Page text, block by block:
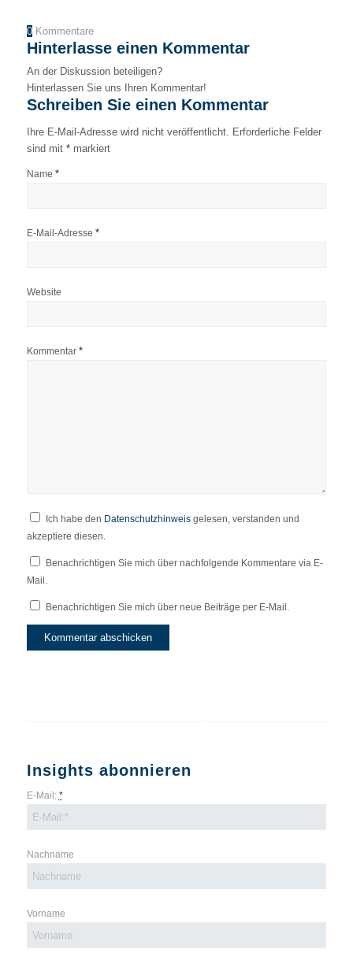
0 Kommentare
Hinterlasse einen Kommentar
An der Diskussion beteiligen?
Hinterlassen Sie uns Ihren Kommentar!
Schreiben Sie einen Kommentar
Ihre E-Mail-Adresse wird nicht veröffentlicht. Erforderliche Felder
sind mit *markiert
Name *
E-Mail-Adresse *
Website
Kommentar *
Ich habe den Datenschutzhinweisgelesen, verstanden und
akzeptiere diesen.
Benachrichtigen Sie mich über nachfolgende Kommentare via E-
Mail.
Benachrichtigen Sie mich über neue Beiträge per E-Mail.
Insights abonnieren
E-Mail: *
Nachname
Vorname